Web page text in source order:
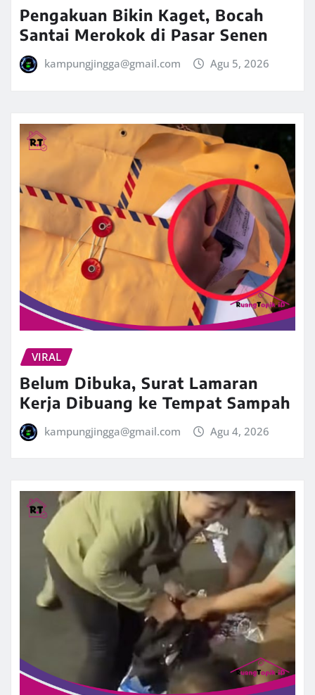
Pengakuan Bikin Kaget, Bocah
Santai Merokok di Pasar Senen
kampungjingga@gmail.com Agu 5, 2026
VIRAL
Belum Dibuka, Surat Lamaran
Kerja Dibuang ke Tempat Sampah
kampungjingga@gmail.com Agu 4, 2026